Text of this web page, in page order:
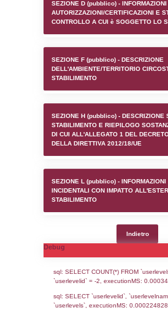
Srl nel
(Milano) -
SEZIONE A1
SEZIONE D
CONTROLLO A
DELL'AMBIENTE/